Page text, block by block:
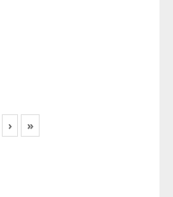
› »